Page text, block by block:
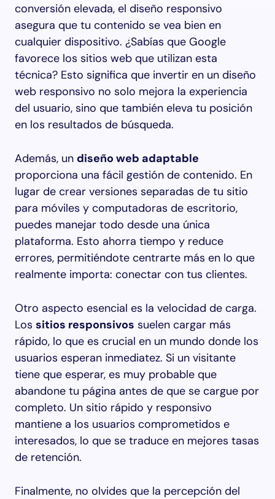
conversión elevada, el diseño responsivo
asegura que tu contenido se vea bien en
cualquier dispositivo. ¿Sabías que Google
favorece los sitios web que utilizan esta
técnica? Esto significa que invertir en un diseño
web responsivo no solo mejora la experiencia
del usuario, sino que también eleva tu posición
en los resultados de búsqueda.
Además, un diseño web adaptable
proporciona una fácil gestión de contenido. En
lugar de crear versiones separadas de tu sitio
para móviles y computadoras de escritorio,
puedes manejar todo desde una única
plataforma. Esto ahorra tiempo y reduce
errores, permitiéndote centrarte más en lo que
realmente importa: conectar con tus clientes.
Otro aspecto esencial es la velocidad de carga.
Los sitios responsivos suelen cargar más
rápido, lo que es crucial en un mundo donde los
usuarios esperan inmediatez. Si un visitante
tiene que esperar, es muy probable que
abandone tu página antes de que se cargue por
completo. Un sitio rápido y responsivo
mantiene a los usuarios comprometidos e
interesados, lo que se traduce en mejores tasas
de retención.
Finalmente, no olvides que la percepción del